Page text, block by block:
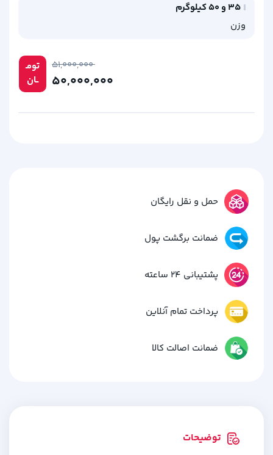
35 و 50 کیلوگرم
وزن
تومـ
ــان
۵۱,۰۰۰,۰۰۰
حمل و نقل رایگان
ضمانت برگشت پول
پشتیبانی 24 ساعته
پرداخت تمام آنلاین
ضمانت اصالت کالا
توضیحات